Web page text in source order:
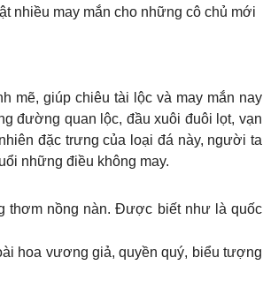
nhiều may mắn cho những cô chủ mới
mẽ, giúp chiêu tài lộc và may mắn nay
đường quan lộc, đầu xuôi đuôi lọt, vạn
đặc trưng của loại đá này, người ta
những điều không may.
thơm nồng nàn. Được biết như là quốc
hoa vương giả, quyền quý, biểu tượng